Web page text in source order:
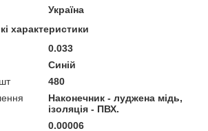
Україна
характеристики
0.033
Синій
480
Наконечник - луджена мідь,
ізоляція - ПВХ.
0.00006